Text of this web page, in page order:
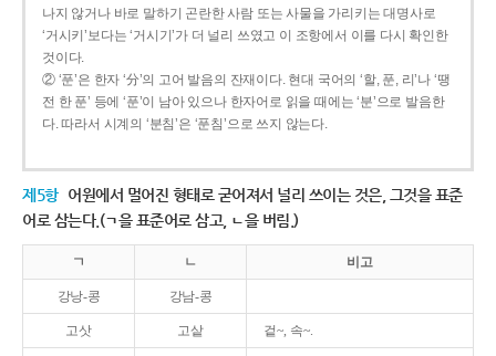
나지 않거나 바로 말하기 곤란한 사람 또는 사물을 가리키는 대명사로
‘거시키’보다는 ‘거시기’가 더 널리 쓰였고 이 조항에서 이를 다시 확인한
것이다.
② ‘푼’은 한자 ‘分’의 고어 발음의 잔재이다. 현대 국어의 ‘할, 푼, 리’나 ‘땡
전 한 푼’ 등에 ‘푼’이 남아 있으나 한자어로 읽을 때에는 ‘분’으로 발음한
다. 따라서 시계의 ‘분침’은 ‘푼침’으로 쓰지 않는다.
제5항 어원에서 멀어진 형태로 굳어져서 널리 쓰이는 것은, 그것을 표준
어로 삼는다.(ㄱ을 표준어로 삼고, ㄴ을 버림.)
ㄱ ㄴ 비고
강낭-콩 강남-콩
고삿 고샅 겉~, 속~.